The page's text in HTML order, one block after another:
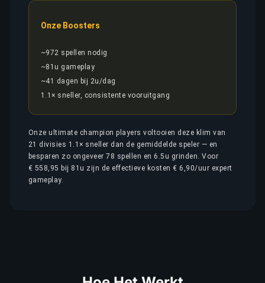
Onze Boosters
~972 spellen nodig
~81u gameplay
~41 dagen bij 2u/dag
1.1× sneller, consistente vooruitgang
Onze ultimate champion players voltooien deze klim van
21 divisies 1.1× sneller dan de gemiddelde speler — en
besparen zo ongeveer 78 spellen en 6.5u grinden. Voor
€ 558,95 bij 81u zijn de effectieve kosten € 6,90/uur expert
gameplay.